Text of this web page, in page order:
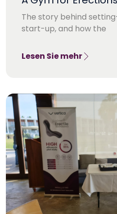
The story behind
start-up, and how the
Lesen Sie mehr